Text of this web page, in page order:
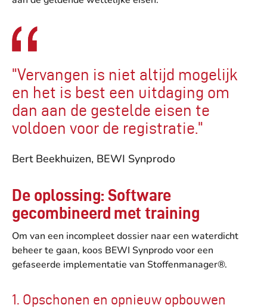
"Vervangen is niet altijd mogelijk
en het is best een uitdaging om
dan aan de gestelde eisen te
voldoen voor de registratie."
Bert Beekhuizen, BEWI Synprodo
De oplossing: Software
gecombineerd met training
Om van een incompleet dossier naar een waterdicht
beheer te gaan, koos BEWI Synprodo voor een
gefaseerde implementatie van Stoffenmanager®.
1. Opschonen en opnieuw opbouwen